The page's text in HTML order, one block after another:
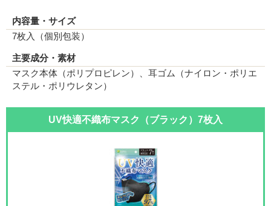
内容量・サイズ
7枚入（個別包装）
主要成分・素材
マスク本体（ポリプロピレン）、耳ゴム（ナイロン・ポリエ
ステル・ポリウレタン）
UV快適不織布マスク（ブラック）7枚入